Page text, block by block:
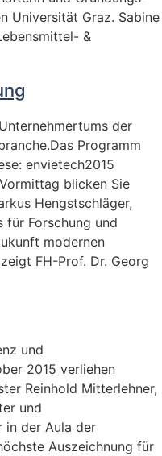
Universität Graz. Sabine
&
der
Programm
envietech2015
blicken Sie
Hengstschläger,
für Forschung und
modernen
FH-Prof. Dr. Georg
und
2015 verliehen
Reinhold Mitterlehner,
und
in der Aula der
Auszeichnung für